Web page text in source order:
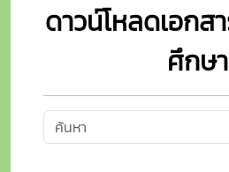
ดาวน์โหลดเอกส
ศึกษา